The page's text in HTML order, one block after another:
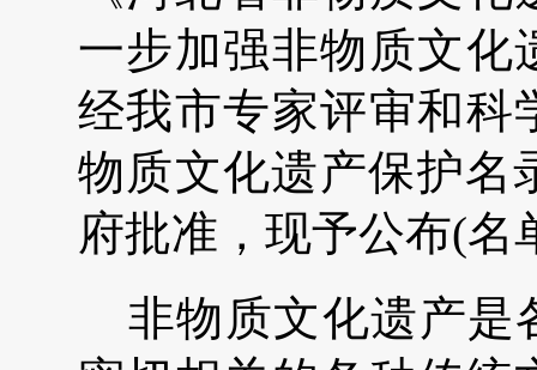
一步加强非物质文化
经我市专家评审和科
物质文化遗产保护名
府批准，现予公布(名
非物质文化遗产是